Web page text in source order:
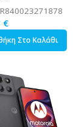
€
Στο Καλάθι